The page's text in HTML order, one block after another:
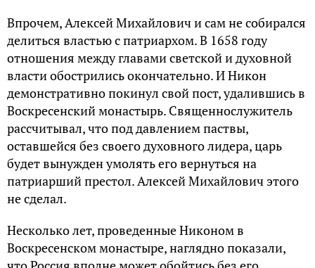
Впрочем, Алексей Михайлович и сам не собирался
делиться властью с патриархом. В 1658 году
отношения между главами светской и духовной
власти обострились окончательно. И Никон
демонстративно покинул свой пост, удалившись в
Воскресенский монастырь. Священнослужитель
рассчитывал, что под давлением паствы,
оставшейся без своего духовного лидера, царь
будет вынужден умолять его вернуться на
патриарший престол. Алексей Михайлович этого
не сделал.
Несколько лет, проведенные Никоном в
Воскресенском монастыре, наглядно показали,